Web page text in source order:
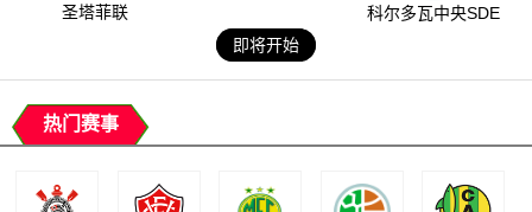
圣塔菲联
科尔多瓦中央SDE
即将开始
热门赛事